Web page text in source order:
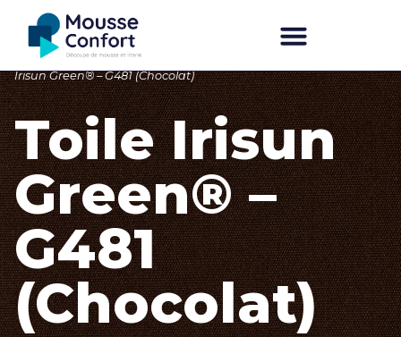
Accueil Irisun – Italian made textiles
Irisun Green® – G481 (Chocolat)
Toile Irisun
Green® –
G481
(Chocolat)